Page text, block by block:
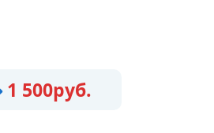
1 500руб.